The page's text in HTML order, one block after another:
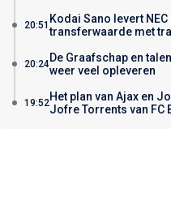
20:51 Kodai Sano levert
transferwaarde met
20:24De Graafschap en
weer veel opleveren
19:52Het plan van Ajax en
Jofre Torrents van FC